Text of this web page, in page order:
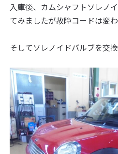
入庫後、カムシャフトソレノ
てみましたが故障コードは変
そしてソレノイドバルブを交換